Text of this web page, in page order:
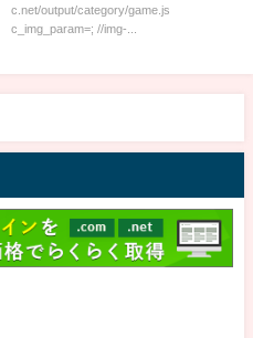
c.net/output/category/game.js
c_img_param=; //img-...